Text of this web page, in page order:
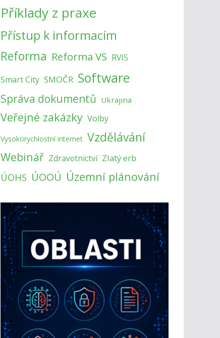
Příklady z praxe
Přístup k informacím
Reforma Reforma VS RVIS
Smart City SMOČR Software
Správa dokumentů Ukrajina
Veřejné zakázky Volby
Vysokorychlostní internet Vzdělávání
Webinář Zdravotnictví Zlatý erb
ÚOHS ÚOOÚ Územní plánování